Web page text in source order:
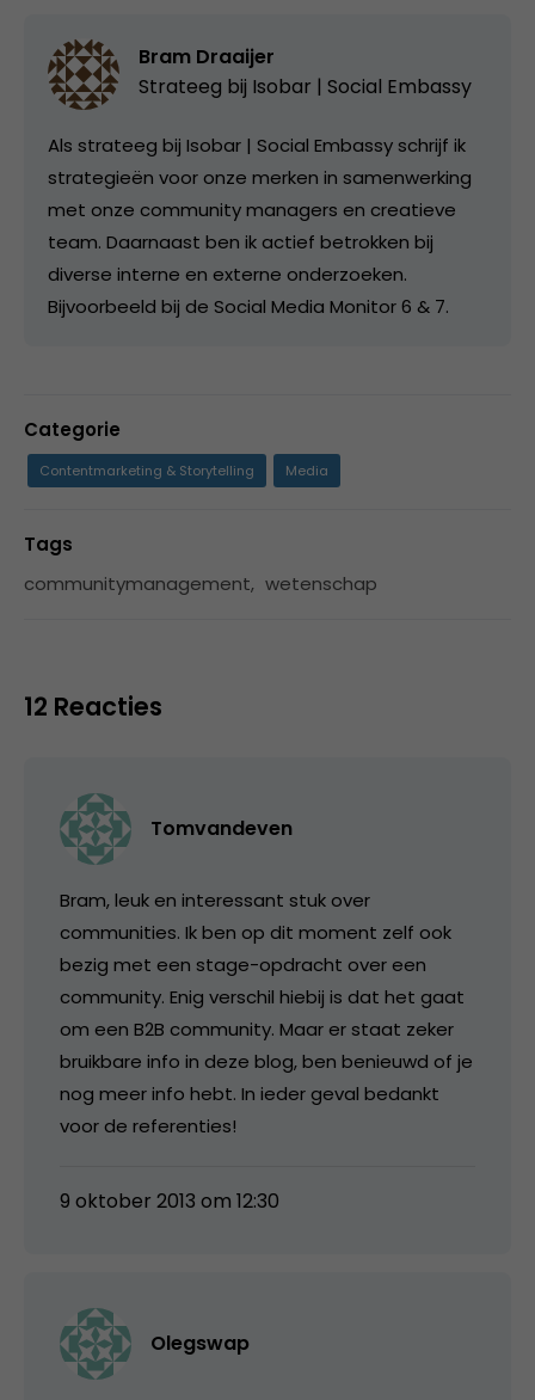
Bram Draaijer
Strateeg bij Isobar | Social Embassy
Als strateeg bij Isobar | Social Embassy schrijf ik
strategieën voor onze merken in samenwerking
met onze community managers en creatieve
team. Daarnaast ben ik actief betrokken bij
diverse interne en externe onderzoeken.
Bijvoorbeeld bij de Social Media Monitor 6 & 7.
Categorie
Contentmarketing & Storytelling Media
Tags
communitymanagement, wetenschap
12 Reacties
Tomvandeven
Bram, leuk en interessant stuk over
communities. Ik ben op dit moment zelf ook
bezig met een stage-opdracht over een
community. Enig verschil hiebij is dat het gaat
om een B2B community. Maar er staat zeker
bruikbare info in deze blog, ben benieuwd of je
nog meer info hebt. In ieder geval bedankt
voor de referenties!
9 oktober 2013 om 12:30
Olegswap